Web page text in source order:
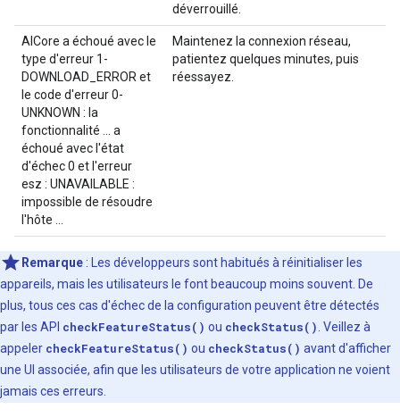
déverrouillé.
AICore a échoué avec le
type d'erreur 1-
DOWNLOAD_ERROR et
le code d'erreur 0-
UNKNOWN : la
fonctionnalité ... a
échoué avec l'état
d'échec 0 et l'erreur
esz : UNAVAILABLE :
impossible de résoudre
l'hôte ...
Maintenez la connexion réseau,
patientez quelques minutes, puis
réessayez.
Remarque : Les développeurs sont habitués à réinitialiser les
appareils, mais les utilisateurs le font beaucoup moins souvent. De
plus, tous ces cas d'échec de la configuration peuvent être détectés
par les API checkFeatureStatus() ou checkStatus() . Veillez à
appeler checkFeatureStatus() ou checkStatus() avant d'afficher
une UI associée, afin que les utilisateurs de votre application ne voient
jamais ces erreurs.